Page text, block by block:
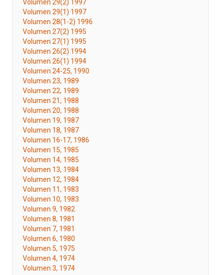
Volumen 29(2) 1997
Volumen 29(1) 1997
Volumen 28(1-2) 1996
Volumen 27(2) 1995
Volumen 27(1) 1995
Volumen 26(2) 1994
Volumen 26(1) 1994
Volumen 24-25, 1990
Volumen 23, 1989
Volumen 22, 1989
Volumen 21, 1988
Volumen 20, 1988
Volumen 19, 1987
Volumen 18, 1987
Volumen 16-17, 1986
Volumen 15, 1985
Volumen 14, 1985
Volumen 13, 1984
Volumen 12, 1984
Volumen 11, 1983
Volumen 10, 1983
Volumen 9, 1982
Volumen 8, 1981
Volumen 7, 1981
Volumen 6, 1980
Volumen 5, 1975
Volumen 4, 1974
Volumen 3, 1974